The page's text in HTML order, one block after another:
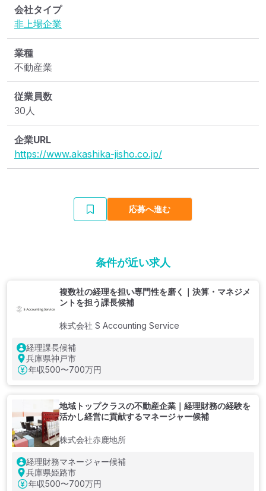
会社タイプ
非上場企業
業種
不動産業
従業員数
30人
企業URL
https://www.akashika-jisho.co.jp/
応募へ進む
条件が近い求人
複数社の経理を担い専門性を磨く｜決算・マネジメ
ントを担う課長候補
株式会社 S Accounting Service
経理課長候補
兵庫県神戸市
年収500〜700万円
地域トップクラスの不動産企業｜経理財務の経験を
活かし経営に貢献するマネージャー候補
株式会社赤鹿地所
経理財務マネージャー候補
兵庫県姫路市
年収500〜700万円